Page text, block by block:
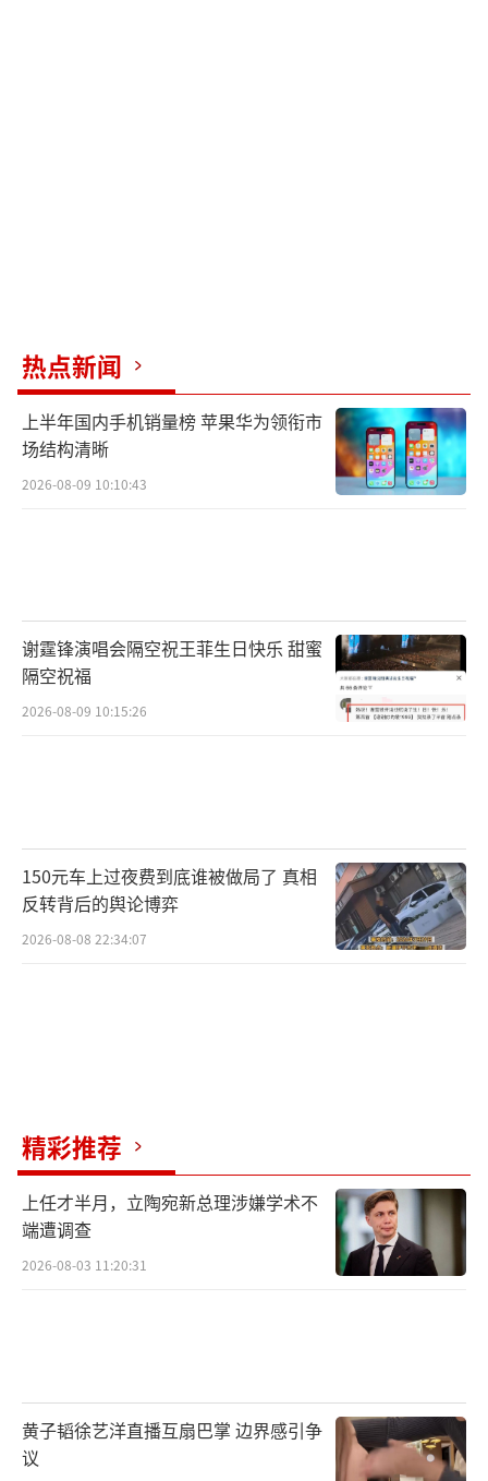
热点新闻
上半年国内手机销量榜 苹果华为领衔市
场结构清晰
2026-08-09 10:10:43
谢霆锋演唱会隔空祝王菲生日快乐 甜蜜
隔空祝福
2026-08-09 10:15:26
150元车上过夜费到底谁被做局了 真相
反转背后的舆论博弈
2026-08-08 22:34:07
精彩推荐
上任才半月，立陶宛新总理涉嫌学术不
端遭调查
2026-08-03 11:20:31
黄子韬徐艺洋直播互扇巴掌 边界感引争
议